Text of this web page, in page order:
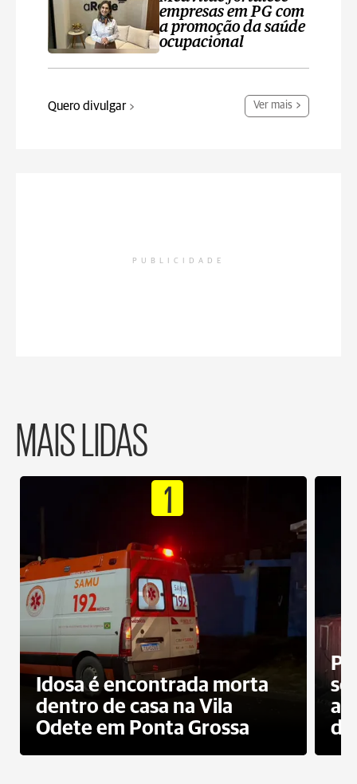
empresas em PG com
a promoção da saúde
ocupacional
Quero divulgar Ver mais
PUBLICIDADE
MAIS LIDAS
1
Idosa é encontrada morta
dentro de casa na Vila
Odete em Ponta Grossa
do